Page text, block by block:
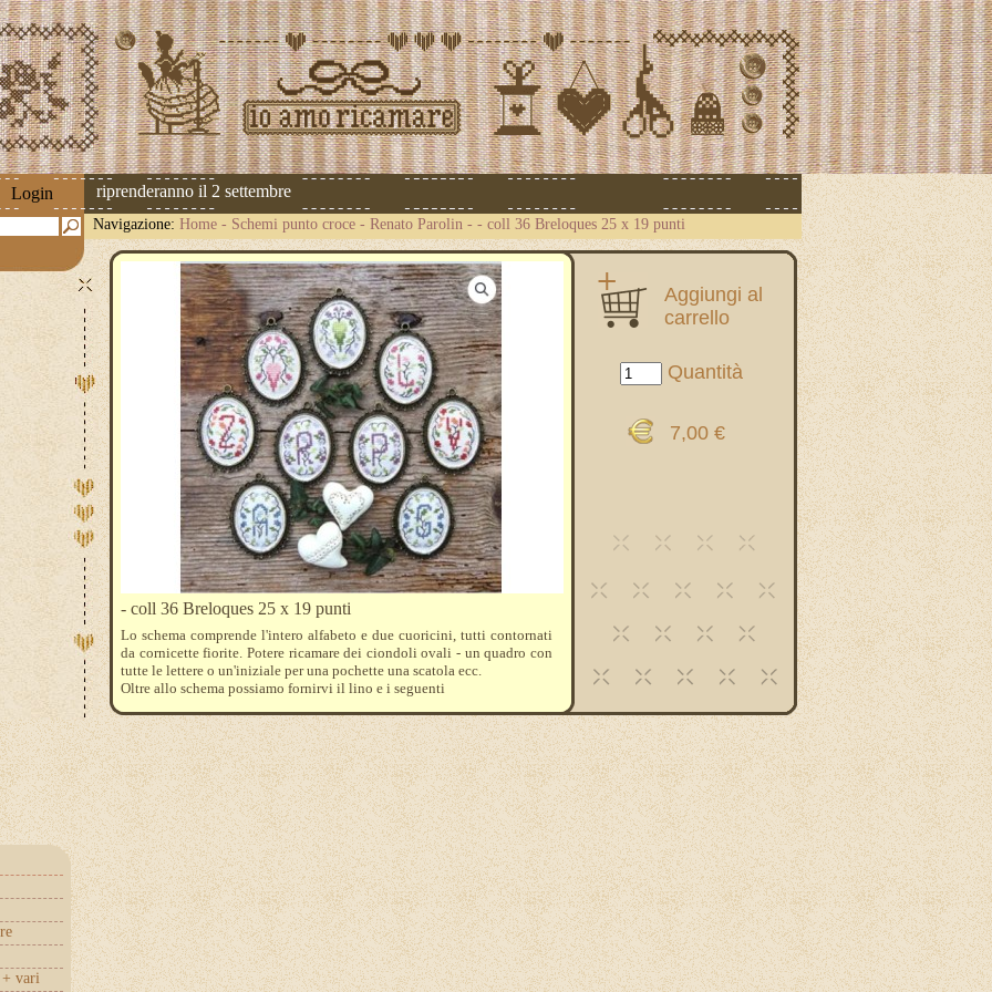
Login riprenderanno il 2 settembre
Navigazione: Home - Schemi punto croce - Renato Parolin - - coll 36 Breloques 25 x 19 punti
+ vari
Aggiungi al
carrello
Quantità
7,00 €
- coll 36 Breloques 25 x 19 punti
Lo schema comprende l'intero alfabeto e due cuoricini, tutti contornati
da cornicette fiorite. Potere ricamare dei ciondoli ovali - un quadro con
tutte le lettere o un'iniziale per una pochette una scatola ecc.
Oltre allo schema possiamo fornirvi il lino e i seguenti